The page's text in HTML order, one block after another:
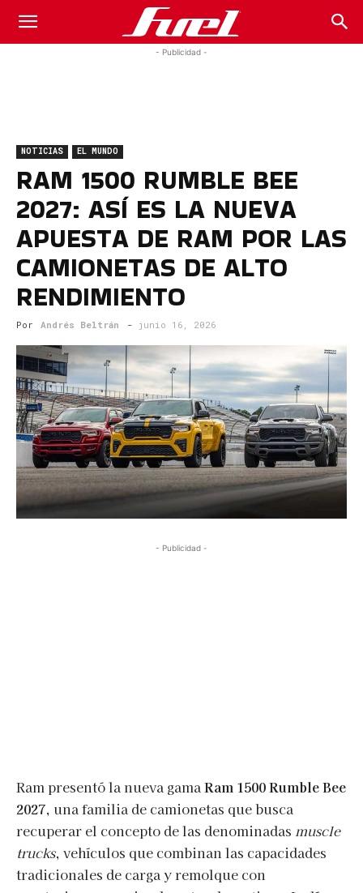
Fuel
Magazine
- Publicidad -
NOTICIAS EL MUNDO
RAM 1500 RUMBLE BEE
2027: ASÍ ES LA NUEVA
APUESTA DE RAM POR LAS
CAMIONETAS DE ALTO
RENDIMIENTO
Por Andrés Beltrán - junio 16, 2026
- Publicidad -
Ram presentó la nueva gamaRam 1500 Rumble Bee
2027, una familia de camionetas que busca
recuperar el concepto de las denominadas muscle
trucks, vehículos que combinan las capacidades
tradicionales de carga y remolque con